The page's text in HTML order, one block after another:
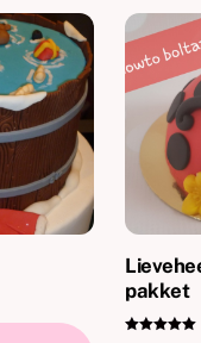
pakket